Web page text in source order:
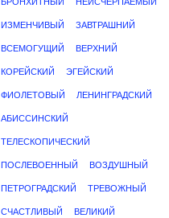
ИЗМЕНЧИВЫЙ ЗАВТРАШНИЙ
ВСЕМОГУЩИЙ ВЕРХНИЙ
КОРЕЙСКИЙ ЭГЕЙСКИЙ
ФИОЛЕТОВЫЙ ЛЕНИНГРАДСКИЙ
АБИССИНСКИЙ
ТЕЛЕСКОПИЧЕСКИЙ
ПОСЛЕВОЕННЫЙ ВОЗДУШНЫЙ
ПЕТРОГРАДСКИЙ ТРЕВОЖНЫЙ
СЧАСТЛИВЫЙ ВЕЛИКИЙ